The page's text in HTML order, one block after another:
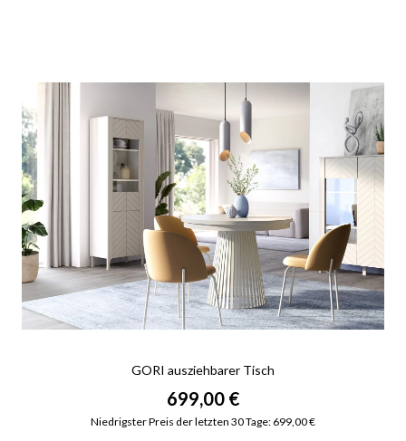
GORI ausziehbarer Tisch
699,00 €
Niedrigster Preis der letzten 30 Tage: 699,00 €